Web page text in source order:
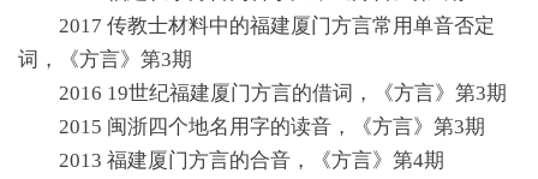
2017 传教士材料中的福建厦门方言常用单音否定
词，《方言》第3期
2016 19世纪福建厦门方言的借词，《方言》第3期
2015 闽浙四个地名用字的读音，《方言》第3期
2013 福建厦门方言的合音，《方言》第4期